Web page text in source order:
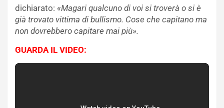
dichiarato: «Magari qualcuno di voi si troverà o si è
già trovato vittima di bullismo. Cose che capitano ma
non dovrebbero capitare mai più».
GUARDA IL VIDEO: